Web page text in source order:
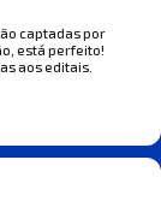
captadas por
está perfeito!
aos editais.